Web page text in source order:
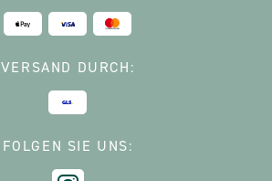
VERSAND DURCH:
FOLGEN SIE UNS: